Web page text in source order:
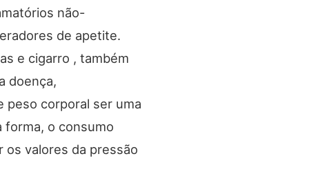
não-
de apetite.
e cigarro , também
doença,
peso corporal ser uma
forma, o consumo
valores da pressão